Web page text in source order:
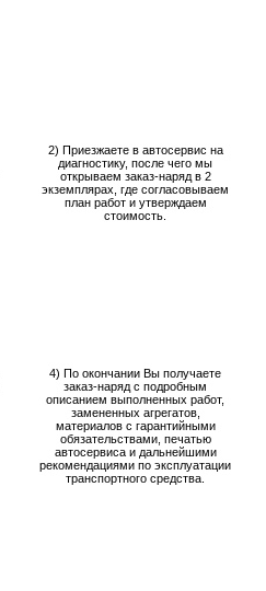
2) Приезжаете в автосервис на
диагностику, после чего мы
открываем заказ-наряд в 2
экземплярах, где согласовываем
план работ и утверждаем
стоимость.
4) По окончании Вы получаете
заказ-наряд с подробным
описанием выполненных работ,
замененных агрегатов,
материалов с гарантийными
обязательствами, печатью
автосервиса и дальнейшими
рекомендациями по эксплуатации
транспортного средства.